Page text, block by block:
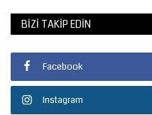
BIZI TAKIP EDIN
Facebook
Instagram